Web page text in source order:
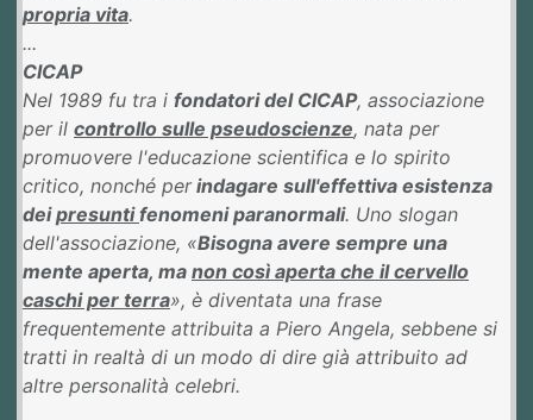
propria vita.
...
CICAP
Nel 1989 fu tra i fondatori del CICAP, associazione
per il controllo sulle pseudoscienze, nata per
promuovere l'educazione scientifica e lo spirito
critico, nonché perindagare sull'effettiva esistenza
deipresuntifenomeni paranormali. Uno slogan
dell'associazione, «Bisogna avere sempre una
mente aperta, ma non così aperta che il cervello
caschi per terra», è diventata una frase
frequentemente attribuita a Piero Angela, sebbene si
tratti in realtà di un modo di dire già attribuito ad
altre personalità celebri.